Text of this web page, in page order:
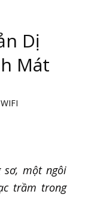
Dị
Mát
sơ, một ngôi
trầm trong